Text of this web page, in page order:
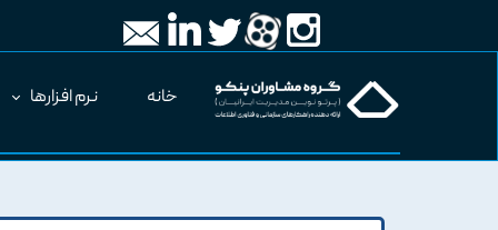
خانه نرم افزارها